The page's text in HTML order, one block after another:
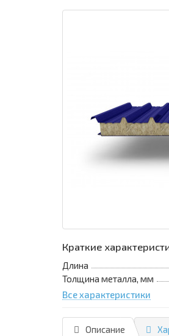
Краткие
Длина
Толщина металла, мм
Все характеристики
Описание